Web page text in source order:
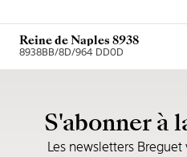
Reine de Naples 8938
8938BB/8D/964 DD0D
S'abonner à
Les newsletters